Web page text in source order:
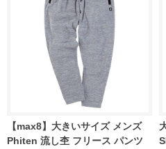
【max8】大きいサイズ メンズ
Phiten 流し杢 フリース パンツ